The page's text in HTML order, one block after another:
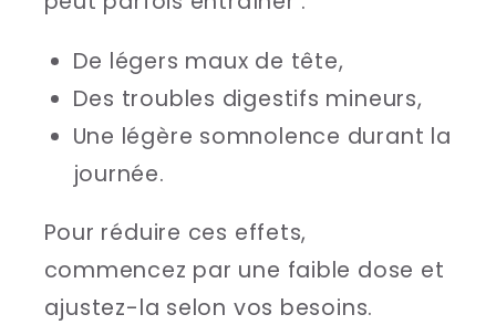
De légers maux de tête,
Des troubles digestifs mineurs,
Une légère somnolence durant la
journée.
Pour réduire ces effets,
commencez par une faible dose et
ajustez-la selon vos besoins.